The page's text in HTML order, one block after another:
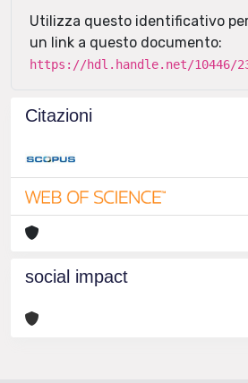
Utilizza questo identificativo
un link a questo documento:
https://hdl.handle.net/10446/
Citazioni
social impact